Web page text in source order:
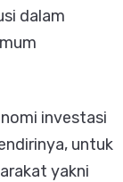
dalam
investasi
untuk
yakni